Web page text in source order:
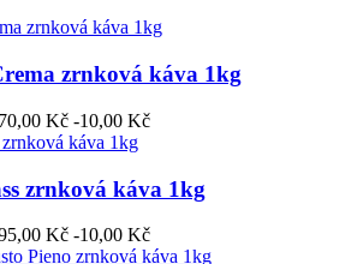
zrnková káva 1kg
Kč -10,00 Kč
zrnková káva 1kg
Kč -10,00 Kč